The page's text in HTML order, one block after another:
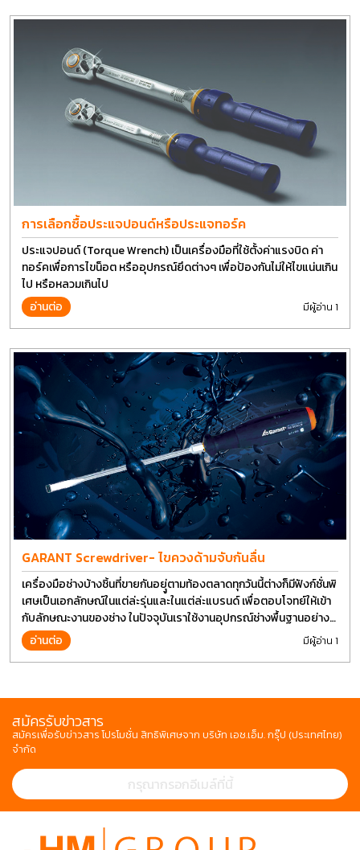
การเลือกซื้อประแจปอนด์หรือประแจทอร์ค
ประแจปอนด์ (Torque Wrench) เป็นเครื่องมือที่ใช้ตั้งค่าแรงบิด ค่า
ทอร์คเพื่อการไขน็อต หรืออุปกรณ์ยึดต่างๆ เพื่อป้องกันไม่ให้ไขแน่นเกิน
ไป หรือหลวมเกินไป
อ่านต่อ
มีผู้อ่าน 1
GARANT Screwdriver- ไขควงด้ามจับกันลื่น
เครื่องมือช่างบ้างชิ้นที่ขายกันอยุู่ตามท้องตลาดทุกวันนี้ต่างก็มีฟังก์ชั่นพิ
เศษเป็นเอกลักษณ์ในแต่ล่ะรุ่นและในแต่ล่ะแบรนด์ เพื่อตอบโจทย์ให้เข้า
กับลักษณะงานของช่าง ในปัจจุบันเราใช้งานอุปกรณ์ช่างพื้นฐานอย่าง
ไขควงกันในงานหลายประเภททำให้มีการปรับเปลี่ยนรูปแบบ
อ่านต่อ มีผู้อ่าน 1
สมัครรับข่าวสาร
สมัครเพื่อรับข่าวสาร โปรโมชั่น สิทธิพิเศษจาก บริษัท เอช.เอ็ม. กรุ๊ป (ประเทศไทย)
จำกัด